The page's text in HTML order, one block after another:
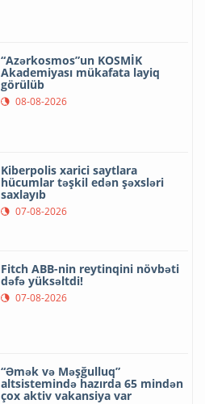
“Azərkosmos”un KOSMİK
Akademiyası mükafata layiq
görülüb
08-08-2026
Kiberpolis xarici saytlara
hücumlar təşkil edən şəxsləri
saxlayıb
07-08-2026
Fitch ABB-nin reytinqini növbəti
dəfə yüksəltdi!
07-08-2026
“Əmək və Məşğulluq”
altsistemində hazırda 65 mindən
çox aktiv vakansiya var